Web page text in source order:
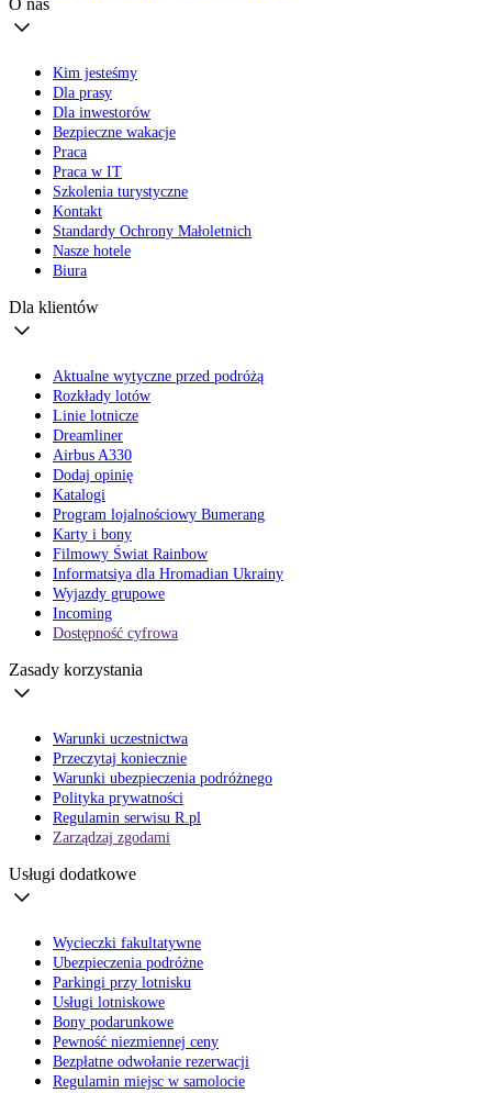
O nas
Kim jesteśmy
Dla prasy
Dla inwestorów
Bezpieczne wakacje
Praca
Praca w IT
Szkolenia turystyczne
Kontakt
Standardy Ochrony Małoletnich
Nasze hotele
Biura
Dla klientów
Aktualne wytyczne przed podróżą
Rozkłady lotów
Linie lotnicze
Dreamliner
Airbus A330
Dodaj opinię
Katalogi
Program lojalnościowy Bumerang
Karty i bony
Filmowy Świat Rainbow
Informatsiya dla Hromadian Ukrainy
Wyjazdy grupowe
Incoming
Dostępność cyfrowa
Zasady korzystania
Warunki uczestnictwa
Przeczytaj koniecznie
Warunki ubezpieczenia podróżnego
Polityka prywatności
Regulamin serwisu R.pl
Zarządzaj zgodami
Usługi dodatkowe
Wycieczki fakultatywne
Ubezpieczenia podróżne
Parkingi przy lotnisku
Usługi lotniskowe
Bony podarunkowe
Pewność niezmiennej ceny
Bezpłatne odwołanie rezerwacji
Regulamin miejsc w samolocie